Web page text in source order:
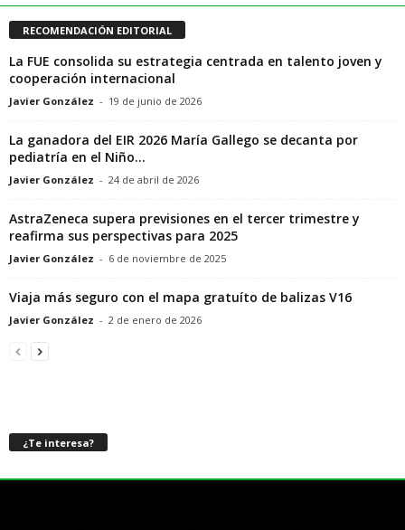
RECOMENDACIÓN EDITORIAL
La FUE consolida su estrategia centrada en talento joven y
cooperación internacional
Javier González - 19 de junio de 2026
La ganadora del EIR 2026 María Gallego se decanta por
pediatría en el Niño...
Javier González - 24 de abril de 2026
AstraZeneca supera previsiones en el tercer trimestre y
reafirma sus perspectivas para 2025
Javier González - 6 de noviembre de 2025
Viaja más seguro con el mapa gratuíto de balizas V16
Javier González - 2 de enero de 2026
¿Te interesa?